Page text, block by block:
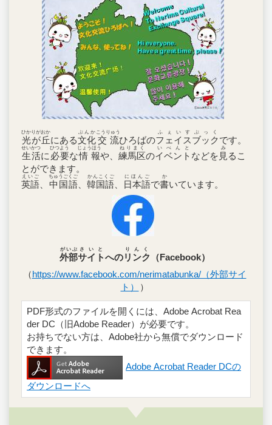
光が丘
ひかりがおか
にある文化
ぶんか
交流
こうりゅう
ひろばのフェイスブック
ふぇいすぶっく
です。
生活
せいかつ
に 必要
ひつよう
な情報
じょうほう
や、 練馬区
ねりまく
のイベント
いべんと
などを 見
み
るこ
とができます。
英語
えいご
中国語
ちゅうごくご
韓国語
かんこくご
日本語
にほんご
で書
か
いています。
外部
がいぶ
サイト
さいと
へのリンク
りんく
（Facebook）
（https://www.facebook.com/nerimatabunka/（外部サイ
ト）
）
PDF形式のファイルを開くには、Adobe Acrobat Rea
der DC（旧Adobe Reader）が必要です。
お持ちでない方は、Adobe社から無償でダウンロード
できます。
Adobe Acrobat Reader DCの
ダウンロードへ